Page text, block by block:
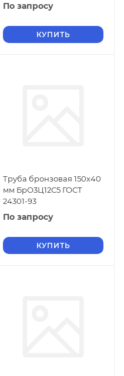
По запросу
КУПИТЬ
Труба бронзовая 150х40
мм БрО3Ц12С5 ГОСТ
24301-93
По запросу
КУПИТЬ